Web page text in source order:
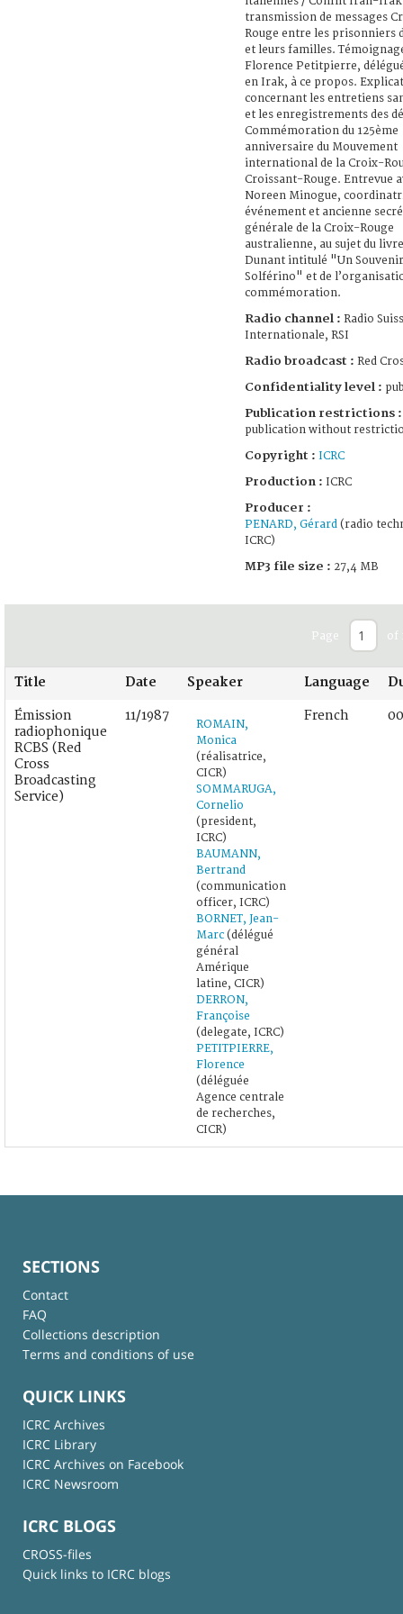
transmission de messages
Rouge entre les prisonniers
et leurs familles.
Florence Petitpierre,
en Irak, à ce propos.
concernant les entretiens
et les enregistrements des
Commémoration du 125ème
anniversaire du Mouvement
international de la Croix-
Croissant-Rouge. Entrevue
Noreen Minogue,
événement et ancienne
générale de la Croix-Rouge
australienne, au sujet du
Dunant intitulé "Un
Solférino" et de
commémoration.
Radio channel : Radio
Internationale, RSI
Radio broadcast : Red
Confidentiality level :
Publication restrictions :
publication without
Copyright : ICRC
Production : ICRC
Producer :
PENARD, Gérard (radio
ICRC)
MP3 file size : 27,4 MB
Page of
Title Date Speaker Language
Émission
radiophonique
RCBS (Red
Cross
Broadcasting
Service)
11/1987
ROMAIN,
Monica
(réalisatrice,
CICR)
SOMMARUGA,
Cornelio
(president,
ICRC)
BAUMANN,
Bertrand
(communication
officer, ICRC)
BORNET, Jean-
Marc (délégué
général
Amérique
latine, CICR)
DERRON,
Françoise
(delegate, ICRC)
PETITPIERRE,
Florence
(déléguée
Agence centrale
de recherches,
CICR)
French
SECTIONS
Contact
FAQ
Collections description
Terms and conditions of use
QUICK LINKS
ICRC Archives
ICRC Library
ICRC Archives on Facebook
ICRC Newsroom
ICRC BLOGS
CROSS-files
Quick links to ICRC blogs